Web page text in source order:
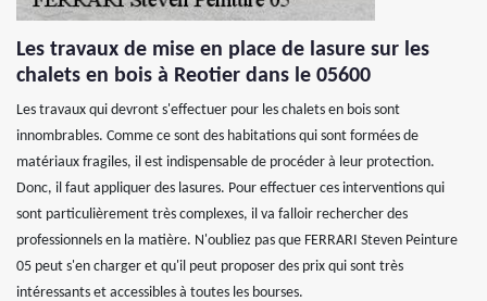
Les travaux de mise en place de lasure sur les
chalets en bois à Reotier dans le 05600
Les travaux qui devront s'effectuer pour les chalets en bois sont
innombrables. Comme ce sont des habitations qui sont formées de
matériaux fragiles, il est indispensable de procéder à leur protection.
Donc, il faut appliquer des lasures. Pour effectuer ces interventions qui
sont particulièrement très complexes, il va falloir rechercher des
professionnels en la matière. N'oubliez pas que FERRARI Steven Peinture
05 peut s'en charger et qu'il peut proposer des prix qui sont très
intéressants et accessibles à toutes les bourses.